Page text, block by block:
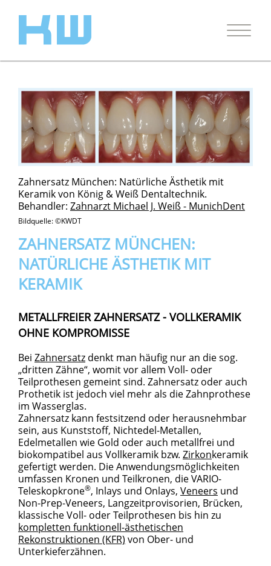
Zahnersatz München: Natürliche Ästhetik mit
Keramik von König & Weiß Dentaltechnik.
Behandler: Zahnarzt Michael J. Weiß - MunichDent
Bildquelle: ©KWDT
ZAHNERSATZ MÜNCHEN:
NATÜRLICHE ÄSTHETIK MIT
KERAMIK
METALLFREIER ZAHNERSATZ - VOLLKERAMIK
OHNE KOMPROMISSE
Bei Zahnersatz denkt man häufig nur an die sog.
„dritten Zähne“, womit vor allem Voll- oder
Teilprothesen gemeint sind. Zahnersatz oder auch
Prothetik ist jedoch viel mehr als die Zahnprothese
im Wasserglas.
Zahnersatz kann festsitzend oder herausnehmbar
sein, aus Kunststoff, Nichtedel-Metallen,
Edelmetallen wie Gold oder auch metallfrei und
biokompatibel aus Vollkeramik bzw. Zirkonkeramik
gefertigt werden. Die Anwendungsmöglichkeiten
umfassen Kronen und Teilkronen, die VARIO-
Teleskopkrone®, Inlays und Onlays, Veneers und
Non-Prep-Veneers, Langzeitprovisorien, Brücken,
klassische Voll- oder Teilprothesen bis hin zu
kompletten funktionell-ästhetischen
Rekonstruktionen (KFR) von Ober- und
Unterkieferzähnen.